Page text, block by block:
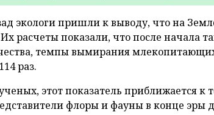
экологи пришли к выводу, что на
расчеты показали, что после начала
темпы вымирания
раз.
этот показатель приближается к
флоры и фауны в конце эры